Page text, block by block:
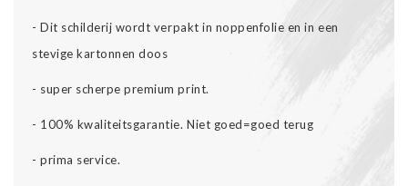
- Dit schilderij wordt verpakt in noppenfolie en in een
stevige kartonnen doos
- super scherpe premium print.
- 100% kwaliteitsgarantie. Niet goed=goed terug
- prima service.